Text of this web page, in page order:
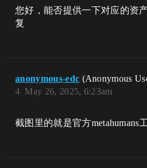
您好，能否提供一下对应的资
复
anonymous-edc (Anonymous
May 26, 2025, 6:23am
4
截图里的就是官方metahumans